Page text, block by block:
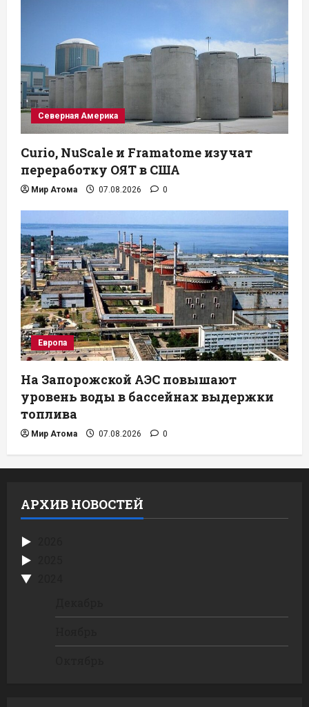
Северная Америка
Curio, NuScale и Framatome изучат
переработку ОЯТ в США
Мир Атома 07.08.2026 0
Европа
На Запорожской АЭС повышают
уровень воды в бассейнах выдержки
топлива
Мир Атома 07.08.2026 0
АРХИВ НОВОСТЕЙ